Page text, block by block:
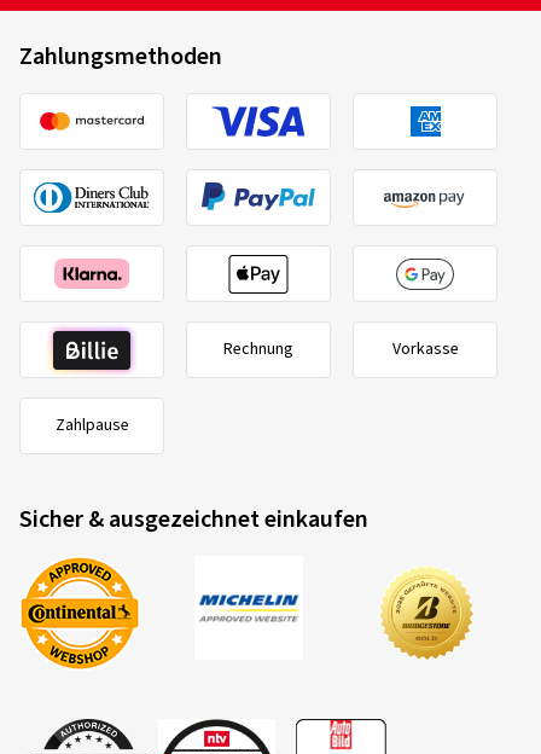
Zahlungsmethoden
Rechnung Vorkasse
Zahlpause
Sicher & ausgezeichnet einkaufen